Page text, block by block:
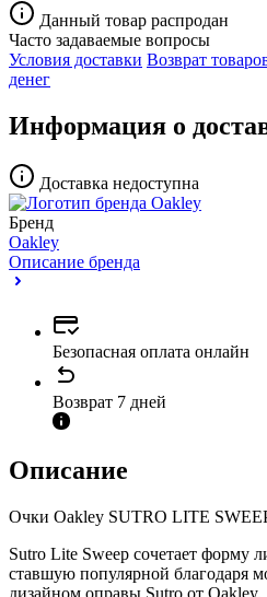
Данный товар распродан
Часто задаваемые вопросы
Условия доставки Возврат
денег
Информация о
Доставка недоступна
Бренд
Oakley
Описание бренда
Безопасная оплата онлайн
Возврат 7 дней
Описание
Очки Oakley SUTRO LITE
Sutro Lite Sweep сочетает форму
ставшую популярной благодаря
дизайном оправы Sutro от Oakley.